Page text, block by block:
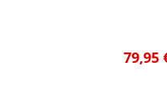
79,95